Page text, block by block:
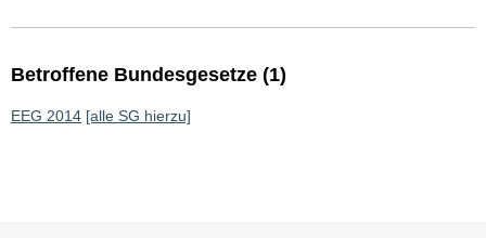
Betroffene Bundesgesetze (1)
EEG 2014 [alle SG hierzu]